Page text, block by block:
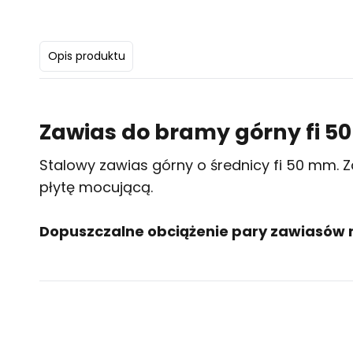
Opis produktu
Zawias do bramy górny fi
Stalowy zawias górny o średnicy fi 50 mm.
płytę mocującą.
Dopuszczalne obciążenie pary zawiasów